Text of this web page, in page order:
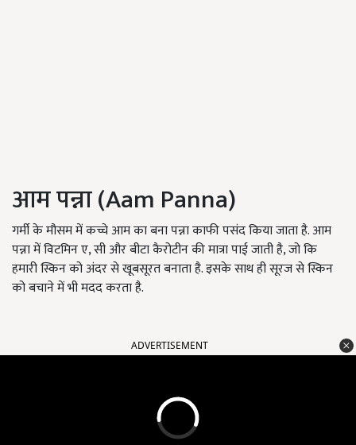
आम पन्ना (Aam Panna)
गर्मी के मौसम में कच्चे आम का बना पन्ना काफी पसंद किया जाता है. आम
पन्ना में विटमिन ए, सी और बीटा कैरोटीन की मात्रा पाई जाती है, जो कि
हमारी स्किन को अंदर से खूबसूरत बनाता है. इसके साथ ही सूरज से स्किन
को बचाने में भी मदद करता है.
ADVERTISEMENT